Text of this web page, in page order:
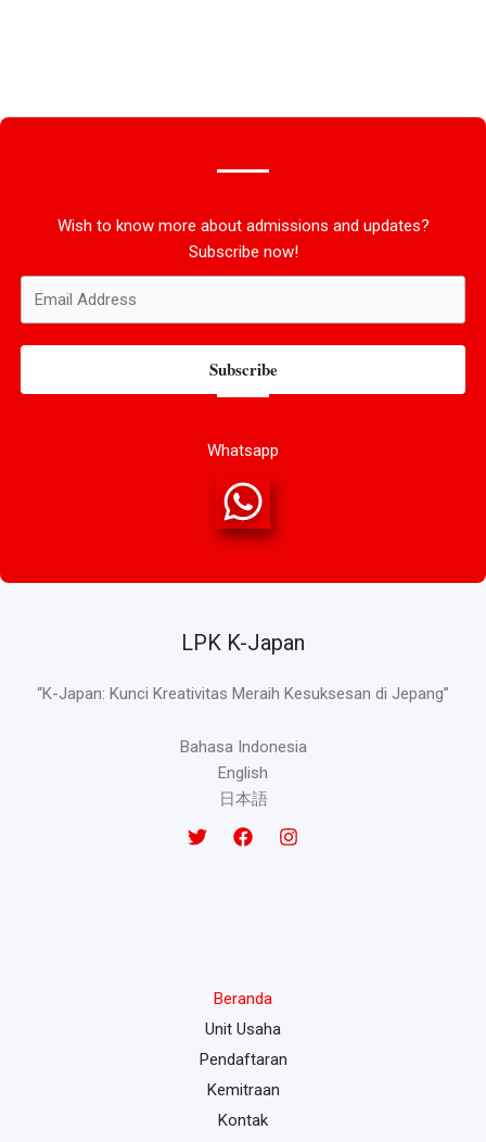
Wish to know more about admissions and updates?
Subscribe now!
Subscribe
Whatsapp
LPK K-Japan
“K-Japan: Kunci Kreativitas Meraih Kesuksesan di Jepang”
Bahasa Indonesia
English
日本語
Beranda
Unit Usaha
Pendaftaran
Kemitraan
Kontak